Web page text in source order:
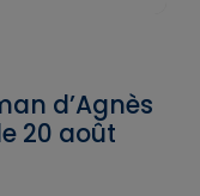
d’Agnès
20 août